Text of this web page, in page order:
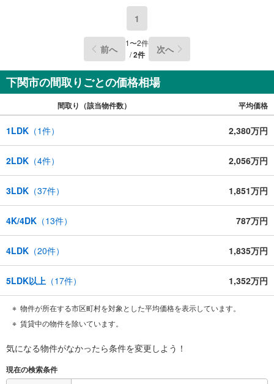
1
前へ 1〜2件
/2件 次へ
下関市の間取りごとの価格相場
間取り（該当物件数） 平均価格
1LDK （1件） 2,380万円
2LDK （4件） 2,056万円
3LDK （37件） 1,851万円
4K/4DK （13件） 787万円
4LDK （20件） 1,835万円
5LDK以上 （17件） 1,352万円
物件が所在する市区町村を対象とした平均価格を表示しています。
賃貸中の物件を除いています。
気になる物件がなかったら条件を変更しよう！
現在の検索条件